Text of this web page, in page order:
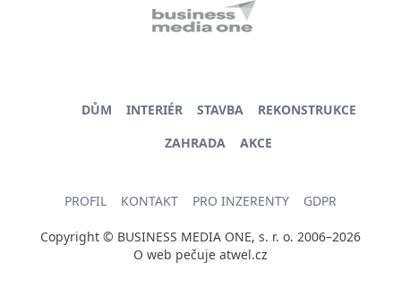
DŮM INTERIÉR STAVBA
REKONSTRUKCE
ZAHRADA
AKCE
PROFIL KONTAKT PRO INZERENTY GDPR
Copyright © BUSINESS MEDIA ONE, s. r. o. 2006–2026